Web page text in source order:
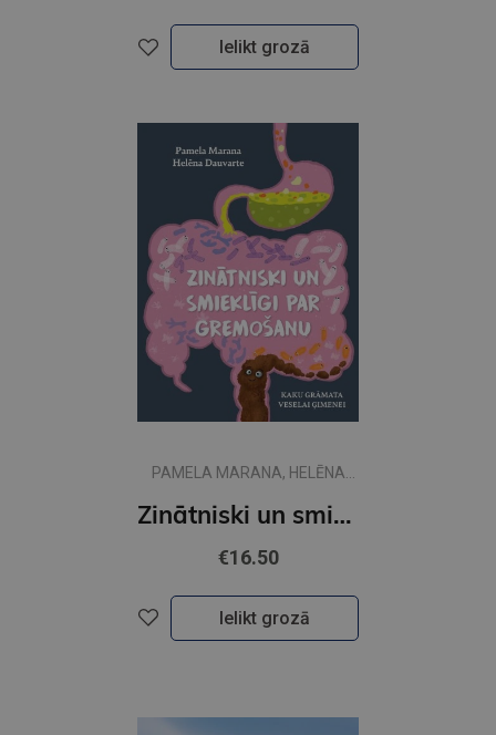
Ielikt grozā
PAMELA MARANA, HELĒNA
Zinātniski un smieklīgi par gremošanu. Kaku grāmata veselai ģimenei
€16.50
Ielikt grozā